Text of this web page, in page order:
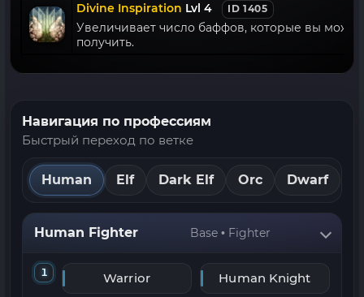
Divine Inspiration Lvl 4 ID 1405
Увеличивает число баффов, которые вы
получить.
Навигация по профессиям
Быстрый переход по ветке
Human Elf Dark Elf Orc Dwarf
Human Fighter Base • Fighter
1 Warrior Human Knight